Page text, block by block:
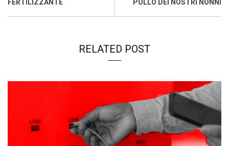
FERTILIZZANTE
POLLO DEI NOSTRI NONNI
RELATED POST